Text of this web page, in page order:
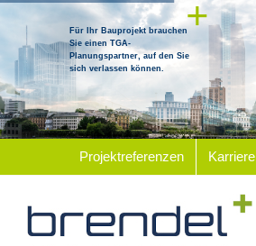
Inhalt
springen
Für Ihr Bauprojekt brauchen
Sie einen TGA-
Planungspartner, auf den Sie
sich verlassen können.
+
Projektreferenzen Karriere